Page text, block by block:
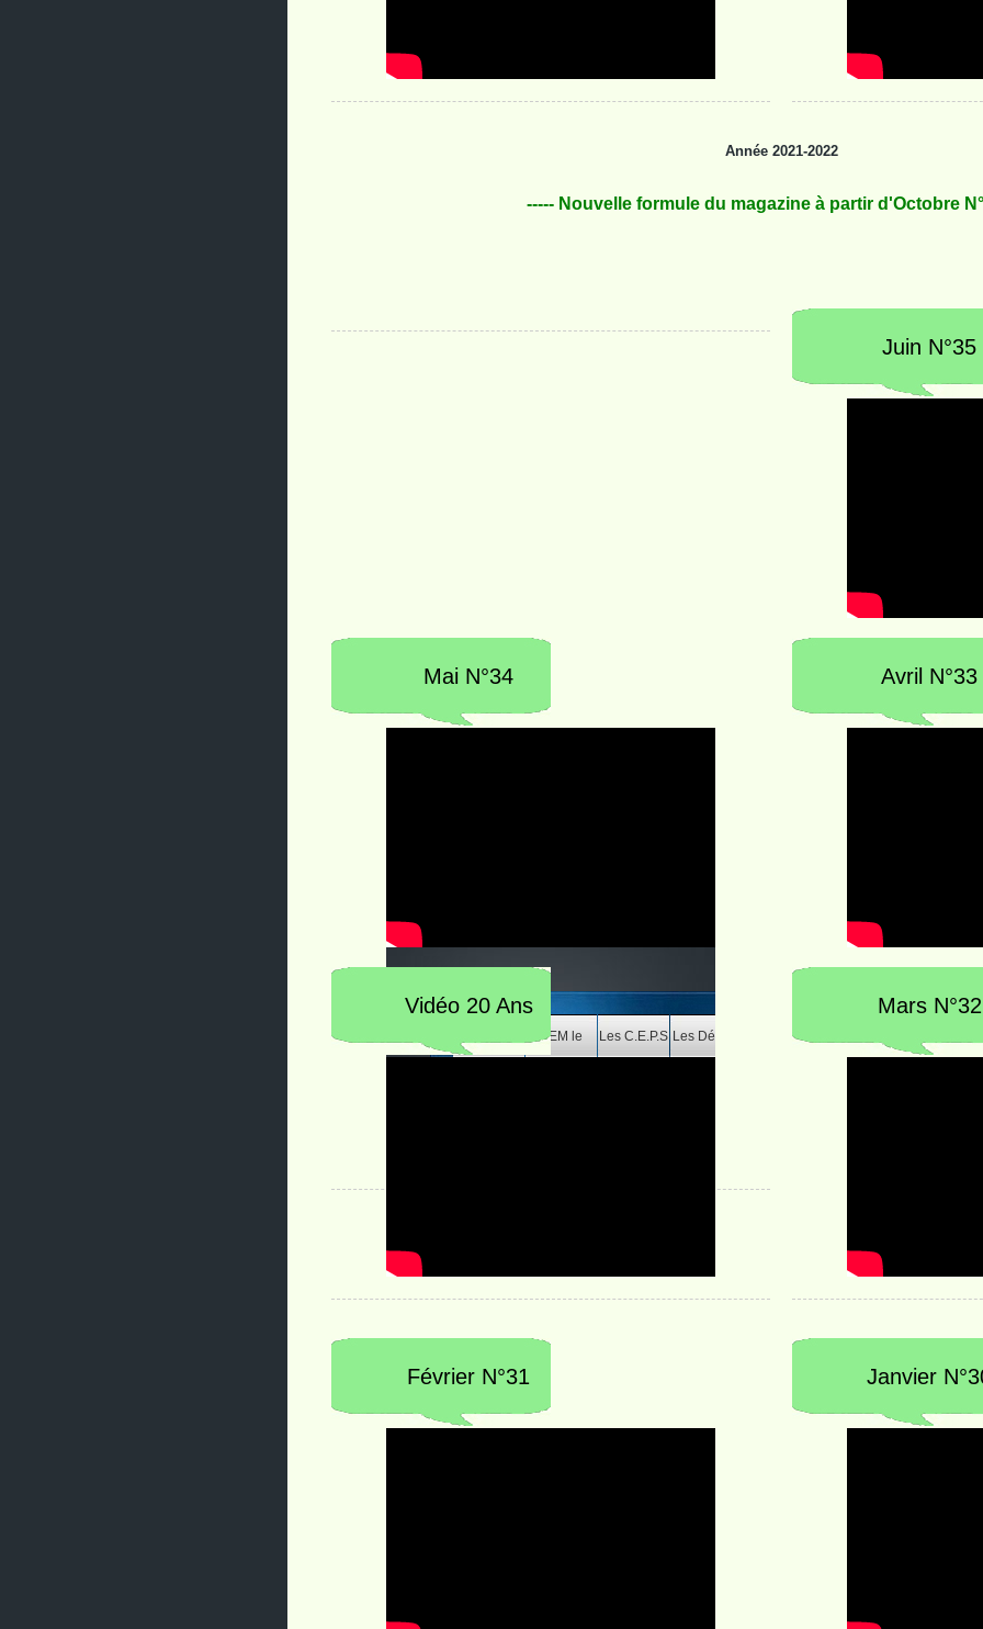
Année 2021-2022
----- Nouvelle formule du magazine à partir d'Octobre
Juin N°35
Mai N°34 Avril N°33
Vidéo 20 Ans Mars N°32
Février N°31 Janvier